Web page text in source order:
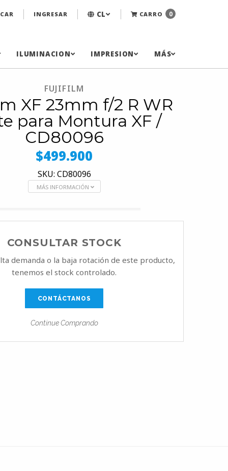
INGRESAR CL CARRO 0
ILUMINACION IMPRESION MÁS
FUJIFILM
XF 23mm f/2 R WR
para Montura XF /
CD80096
$499.900
SKU: CD80096
MÁS INFORMACIÓN
CONSULTAR STOCK
demanda o la baja rotación de este producto,
tenemos el stock controlado.
CONTÁCTANOS
Continue Comprando